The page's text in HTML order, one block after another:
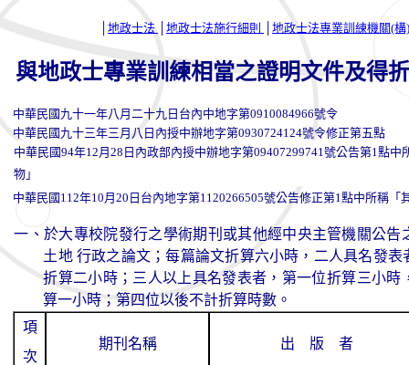
地政士法 地政士法施行細則 地政士法專業訓練機關(
與地政士專業訓練相當之證明文件及得
中華民國九十一年八月二十九日台內中地字第0910084966號令
中華民國九十三年三月八日內授中辦地字第0930724124號令修正第五點
中華民國94年12月28日內政部內授中辦地字第09407299741號公告第1點
物」
中華民國112年10月20日台內地字第1120266505號公告修正第1點中所稱「
一、於大專校院發行之學術期刊或其他經中央主管機關公告
土地 行政之論文；每篇論文折算六小時，二人具名發
折算二小時；三人以上具名發表者，第一位折算三小時
算一小時；第四位以後不計折算時數。
項
次
期刊名稱 出 版 者